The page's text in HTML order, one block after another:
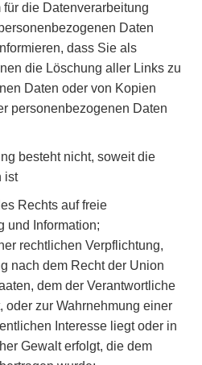
die Datenverarbeitung
Daten
dass Sie als
die Löschung aller Links zu
Daten oder von Kopien
personenbezogenen Daten
besteht nicht, soweit die
ist
Rechts auf freie
und Information;
rechtlichen Verpflichtung,
nach dem Recht der Union
dem der Verantwortliche
oder zur Wahrnehmung einer
Interesse liegt oder in
Gewalt erfolgt, die dem